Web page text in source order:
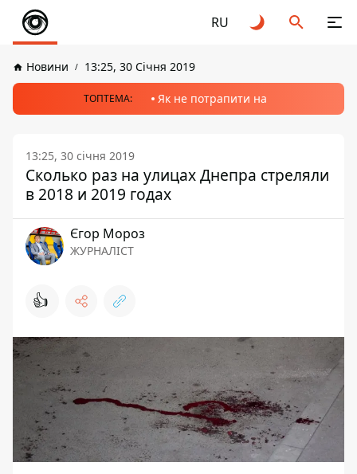
RU
Новини 13:25, 30 Січня 2019
ТОПТЕМА: Як не потрапити на
13:25, 30 січня 2019
Сколько раз на улицах Днепра стреляли
в 2018 и 2019 годах
Єгор Мороз
ЖУРНАЛІСТ
👍